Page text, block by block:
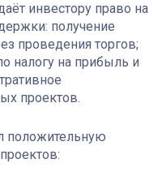
инвестору право на
получение
проведения торгов;
налогу на прибыль и
проектов.
положительную